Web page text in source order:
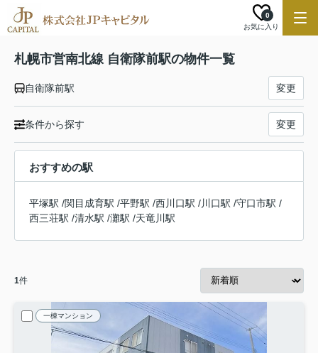
お気に入り
0
札幌市営南北線 自衛隊前駅の物件一覧
自衛隊前駅 変更
条件から探す 変更
おすすめの駅
平塚駅 /関目成育駅 /平野駅 /西川口駅 /川口駅 /守口市駅 /
西三荘駅 /清水駅 /灘駅 /天竜川駅
1件
一棟マンション